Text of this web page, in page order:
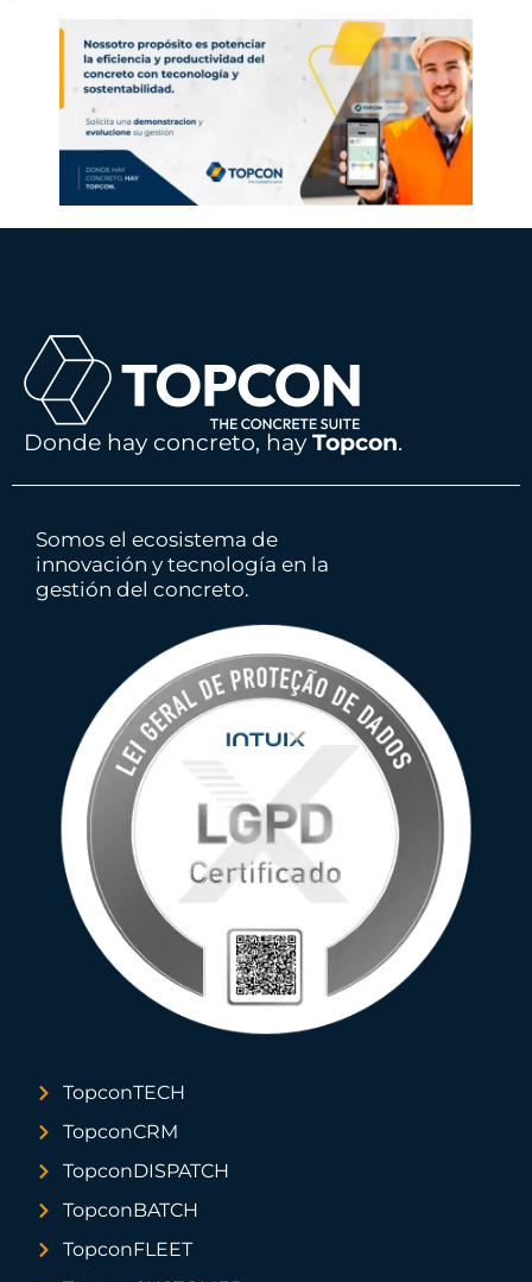
Donde hay concreto, hay Topcon.
Somos el ecosistema de
innovación y tecnología en la
gestión del concreto.
TopconTECH
TopconCRM
TopconDISPATCH
TopconBATCH
TopconFLEET